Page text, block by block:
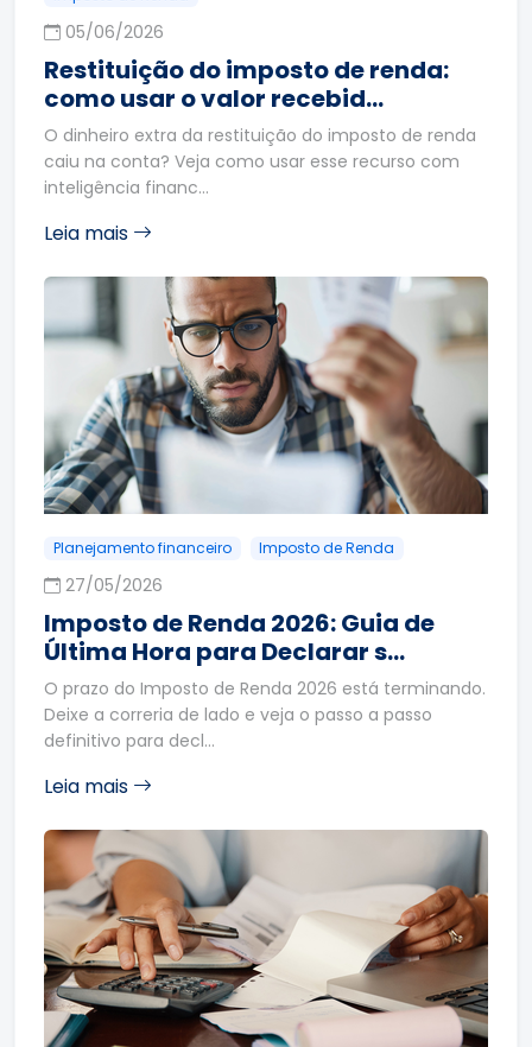
05/06/2026
Restituição do imposto de renda:
como usar o valor recebid…
O dinheiro extra da restituição do imposto de renda
caiu na conta? Veja como usar esse recurso com
inteligência financ…
Leia mais
Planejamento financeiro Imposto de Renda
27/05/2026
Imposto de Renda 2026: Guia de
Última Hora para Declarar s…
O prazo do Imposto de Renda 2026 está terminando.
Deixe a correria de lado e veja o passo a passo
definitivo para decl…
Leia mais